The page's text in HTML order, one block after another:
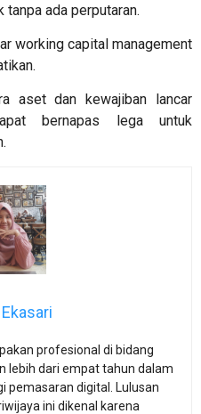
tanpa ada perputaran.
working capital management
aset dan kewajiban lancar
bernapas lega untuk
profesional di bidang
lebih dari empat tahun dalam
pemasaran digital. Lulusan
ini dikenal karena